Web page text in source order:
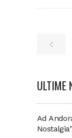
ULTIME
Ad